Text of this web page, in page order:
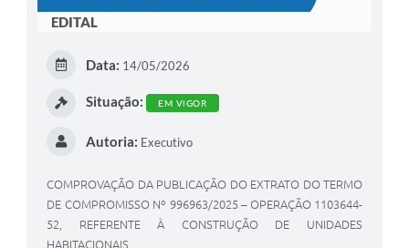
EDITAL
Data: 14/05/2026
Situação: EM VIGOR
Autoria: Executivo
COMPROVAÇÃO DA PUBLICAÇÃO DO EXTRATO DO TERMO
DE COMPROMISSO Nº 996963/2025 – OPERAÇÃO 1103644-
52, REFERENTE À CONSTRUÇÃO DE UNIDADES
HABITACIONAIS.